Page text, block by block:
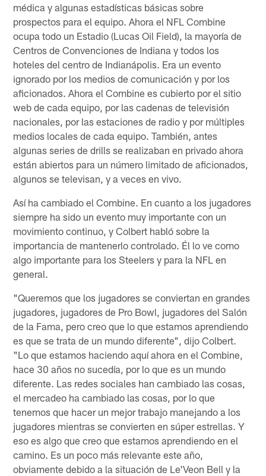
médica y algunas estadísticas básicas sobre
prospectos para el equipo. Ahora el NFL Combine
ocupa todo un Estadio (Lucas Oil Field), la mayoría de
Centros de Convenciones de Indiana y todos los
hoteles del centro de Indianápolis. Era un evento
ignorado por los medios de comunicación y por los
aficionados. Ahora el Combine es cubierto por el sitio
web de cada equipo, por las cadenas de televisión
nacionales, por las estaciones de radio y por múltiples
medios locales de cada equipo. También, antes
algunas series de drills se realizaban en privado ahora
están abiertos para un número limitado de aficionados,
algunos se televisan, y a veces en vivo.
Así ha cambiado el Combine. En cuanto a los jugadores
siempre ha sido un evento muy importante con un
movimiento continuo, y Colbert habló sobre la
importancia de mantenerlo controlado. Él lo ve como
algo importante para los Steelers y para la NFL en
general.
"Queremos que los jugadores se conviertan en grandes
jugadores, jugadores de Pro Bowl, jugadores del Salón
de la Fama, pero creo que lo que estamos aprendiendo
es que se trata de un mundo diferente", dijo Colbert.
"Lo que estamos haciendo aquí ahora en el Combine,
hace 30 años no sucedía, por lo que es un mundo
diferente. Las redes sociales han cambiado las cosas,
el mercadeo ha cambiado las cosas, por lo que
tenemos que hacer un mejor trabajo manejando a los
jugadores mientras se convierten en súper estrellas. Y
eso es algo que creo que estamos aprendiendo en el
camino. Es un poco más relevante este año,
obviamente debido a la situación de Le'Veon Bell y la